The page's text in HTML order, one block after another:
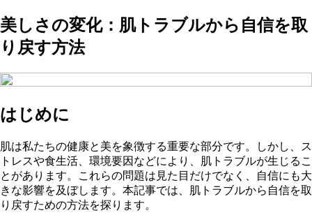
美しさの変化：肌トラブルから自信を取
り戻す方法
はじめに
肌は私たちの健康と美を象徴する重要な部分です。しかし、ス
トレスや食生活、環境要因などにより、肌トラブルが生じるこ
とがあります。これらの問題は見た目だけでなく、自信にも大
きな影響を及ぼします。本記事では、肌トラブルから自信を取
り戻すための方法を探ります。